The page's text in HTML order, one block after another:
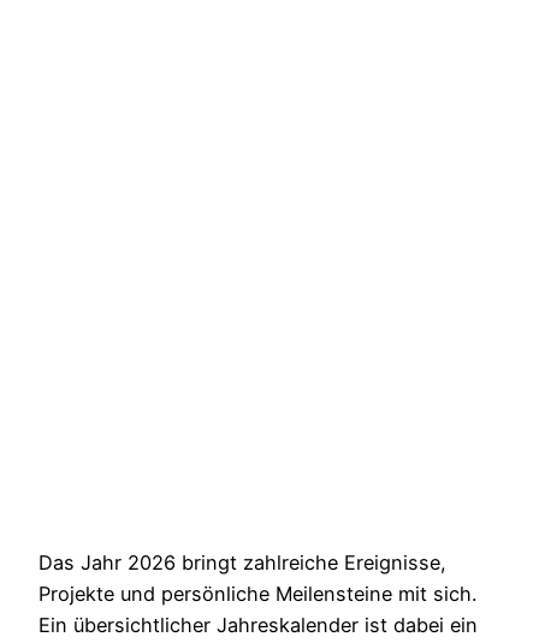
Das Jahr 2026 bringt zahlreiche Ereignisse,
Projekte und persönliche Meilensteine mit sich.
Ein übersichtlicher Jahreskalender ist dabei ein